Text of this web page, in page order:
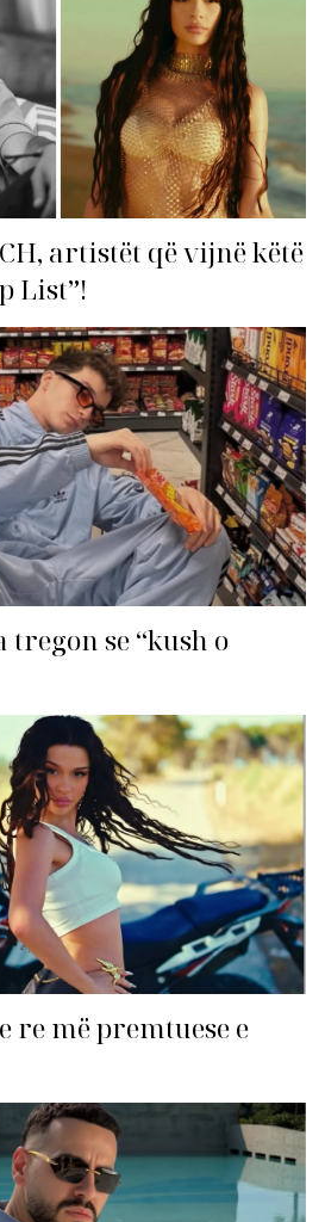
artistët që vijnë këtë
List”!
tregon se “kush o
re më premtuese e